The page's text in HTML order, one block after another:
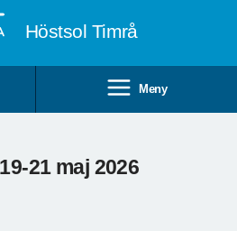
Höstsol Timrå
Meny
21 maj 2026